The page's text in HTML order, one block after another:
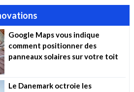
Google Maps vous indique
comment positionner des
panneaux solaires sur votre toit
Le Danemark octroie les